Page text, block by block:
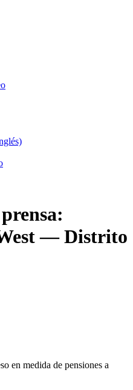
— Distrito
en medida de pensiones a